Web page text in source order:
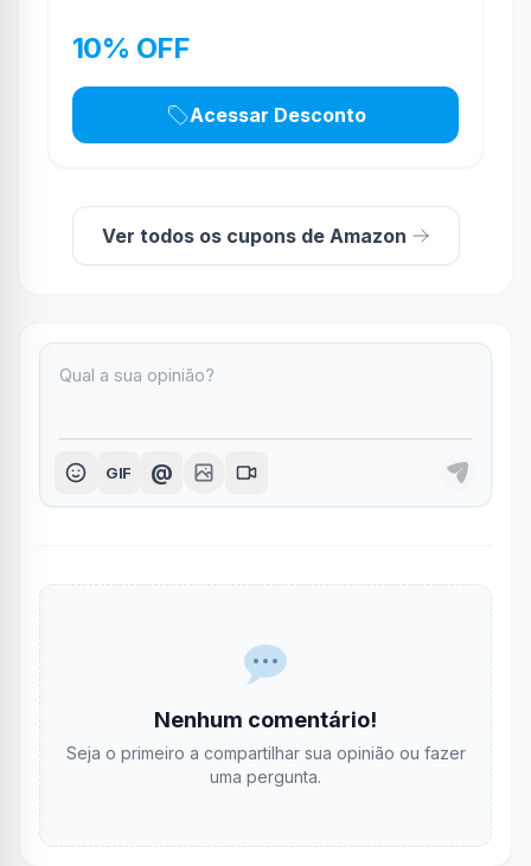
10% OFF
Acessar Desconto
Ver todos os cupons de Amazon
GIF @
Nenhum comentário!
Seja o primeiro a compartilhar sua opinião ou fazer
uma pergunta.